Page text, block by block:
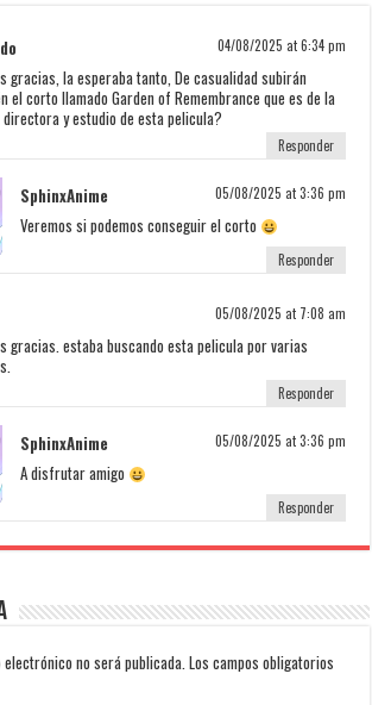
04/08/2025 at 6:34 pm
gracias, la esperaba tanto, De casualidad subirán
el corto llamado Garden of Remembrance que es de la
directora y estudio de esta pelicula?
Responder
SphinxAnime 05/08/2025 at 3:36 pm
Veremos si podemos conseguir el corto
Responder
05/08/2025 at 7:08 am
gracias. estaba buscando esta pelicula por varias
Responder
SphinxAnime 05/08/2025 at 3:36 pm
A disfrutar amigo
Responder
no será publicada. Los campos obligatorios